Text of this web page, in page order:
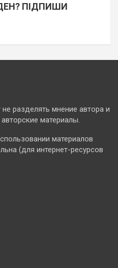
ПІДПИШИ
разделять мнение автора и
материалы.
материалов
(для интернет-ресурсов